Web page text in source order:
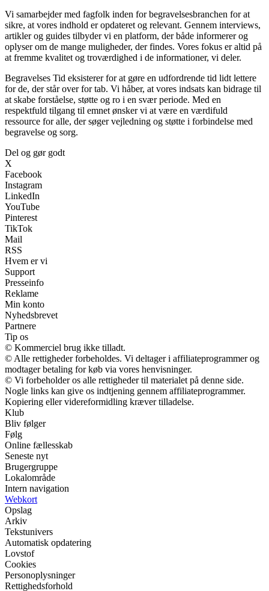
Vi samarbejder med fagfolk inden for begravelsesbranchen for at
sikre, at vores indhold er opdateret og relevant. Gennem interviews,
artikler og guides tilbyder vi en platform, der både informerer og
oplyser om de mange muligheder, der findes. Vores fokus er altid på
at fremme kvalitet og troværdighed i de informationer, vi deler.
Begravelses Tid eksisterer for at gøre en udfordrende tid lidt lettere
for de, der står over for tab. Vi håber, at vores indsats kan bidrage til
at skabe forståelse, støtte og ro i en svær periode. Med en
respektfuld tilgang til emnet ønsker vi at være en værdifuld
ressource for alle, der søger vejledning og støtte i forbindelse med
begravelse og sorg.
Del og gør godt
X
Facebook
Instagram
LinkedIn
YouTube
Pinterest
TikTok
Mail
RSS
Hvem er vi
Support
Presseinfo
Reklame
Min konto
Nyhedsbrevet
Partnere
Tip os
© Kommerciel brug ikke tilladt.
© Alle rettigheder forbeholdes. Vi deltager i affiliateprogrammer og
modtager betaling for køb via vores henvisninger.
© Vi forbeholder os alle rettigheder til materialet på denne side.
Nogle links kan give os indtjening gennem affiliateprogrammer.
Kopiering eller videreformidling kræver tilladelse.
Klub
Bliv følger
Følg
Online fællesskab
Seneste nyt
Brugergruppe
Lokalområde
Intern navigation
Webkort
Opslag
Arkiv
Tekstunivers
Automatisk opdatering
Lovstof
Cookies
Personoplysninger
Rettighedsforhold